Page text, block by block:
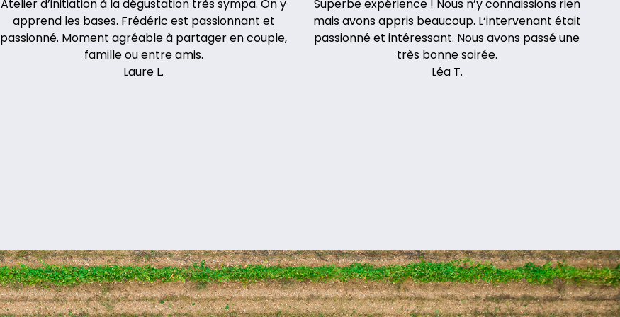
Atelier d’initiation à la dégustation très sympa. On y
apprend les bases. Frédéric est passionnant et
passionné. Moment agréable à partager en couple,
famille ou entre amis.
Laure L.
Superbe expérience ! Nous n’y connaissions rien
mais avons appris beaucoup. L‘intervenant était
passionné et intéressant. Nous avons passé une
très bonne soirée.
Léa T.